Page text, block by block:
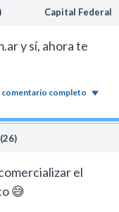
Capital Federal
y sí, ahora te
comentario completo
el
😅